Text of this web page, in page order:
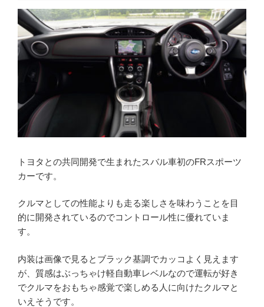
トヨタとの共同開発で生まれたスバル車初のFRスポーツ
カーです。
クルマとしての性能よりも走る楽しさを味わうことを目
的に開発されているのでコントロール性に優れていま
す。
内装は画像で見るとブラック基調でカッコよく見えます
が、質感はぶっちゃけ軽自動車レベルなので運転が好き
でクルマをおもちゃ感覚で楽しめる人に向けたクルマと
いえそうです。